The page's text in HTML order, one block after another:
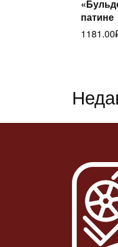
патине
1181.00